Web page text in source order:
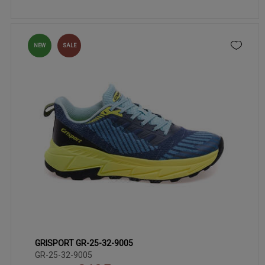
NEW SALE
41 42 43 44 45
GRISPORT GR-25-32-9005
GR-25-32-9005